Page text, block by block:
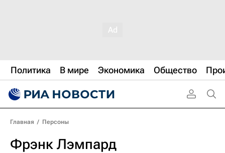
Политика В мире Экономика Общество
Главная / Персоны
Фрэнк Лэмпард